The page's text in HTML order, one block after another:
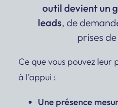
outil devient un
leads, de
prises de
Ce que vous pouvez
à l’appui :
Une présence